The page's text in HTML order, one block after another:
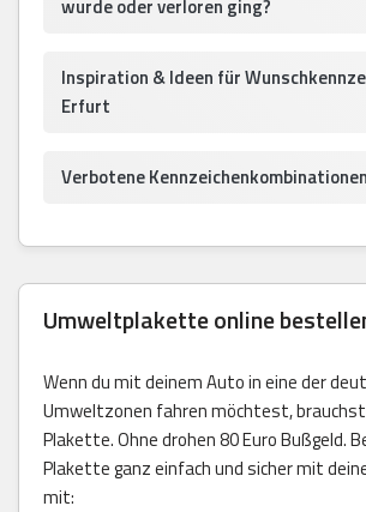
wurde oder verloren ging?
Inspiration & Ideen für
Erfurt
Verbotene Kennzeichenkombinationen
Umweltplakette online
Wenn du mit deinem Auto in eine der
Umweltzonen fahren möchtest, brauchst
Plakette. Ohne drohen 80 Euro Bußgeld.
Plakette ganz einfach und sicher mit
mit: